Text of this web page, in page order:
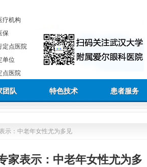
疗机构
保
定点医院
单位
点医院
团队 特色技术 患者服务
示：中老年女性尤为多见
家表示：中老年女性尤为多